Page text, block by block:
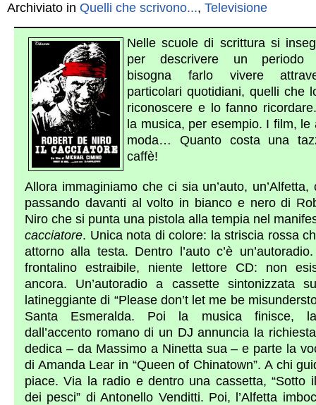
Archiviato in Quelli che scrivono..., Televisione
Nelle scuole di scrittura si
per descrivere un periodo
bisogna farlo vivere
particolari quotidiani, quelli che
riconoscere e lo fanno
la musica, per esempio. I film, le
moda… Quanto costa una
caffè!
Allora immaginiamo che ci sia un’auto, un’Alfetta,
passando davanti al volto in bianco e nero di
Niro che si punta una pistola alla tempia nel
cacciatore. Unica nota di colore: la striscia rossa
attorno alla testa. Dentro l’auto c’è
frontalino estraibile, niente lettore CD: non
ancora. Un’autoradio a cassette sintonizzata
latineggiante di “Please don’t let me be
Santa Esmeralda. Poi la musica finisce,
dall’accento romano di un DJ annuncia la
dedica – da Massimo a Ninetta sua – e parte la
di Amanda Lear in “Queen of Chinatown”. A chi
piace. Via la radio e dentro una cassetta, “Sotto
dei pesci” di Antonello Venditti. Poi, l’Alfetta